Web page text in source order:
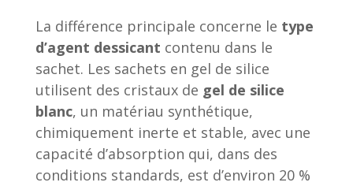
La différence principale concerne le type
d’agent dessicant contenu dans le
sachet. Les sachets en gel de silice
utilisent des cristaux de gel de silice
blanc, un matériau synthétique,
chimiquement inerte et stable, avec une
capacité d’absorption qui, dans des
conditions standards, est d’environ 20 %